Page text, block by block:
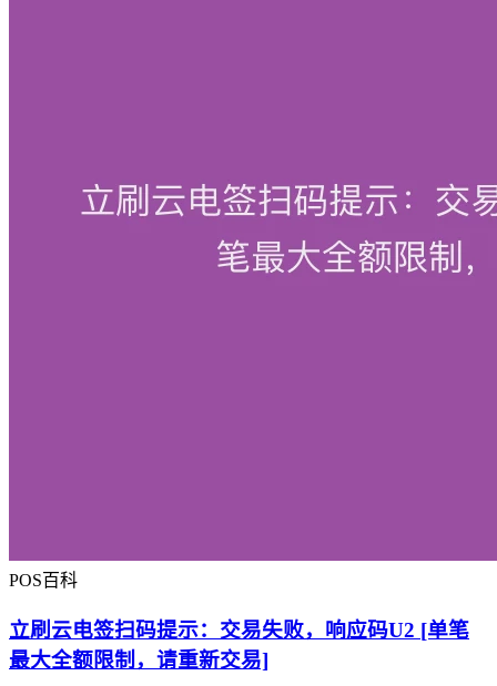
POS百科
立刷云电签扫码提示：交易失败，响应码U2 [单笔
最大全额限制，请重新交易]